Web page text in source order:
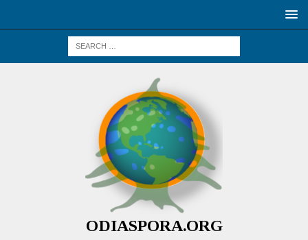
ODIASPORA.ORG